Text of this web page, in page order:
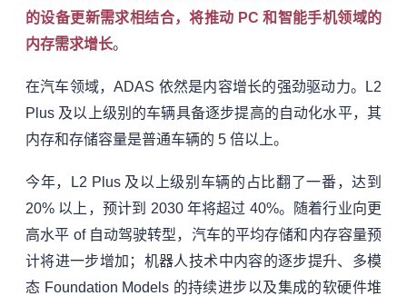
的设备更新需求相结合，将推动 PC 和智能手机领域的
内存需求增长。
在汽车领域，ADAS 依然是内容增长的强劲驱动力。L2
Plus 及以上级别的车辆具备逐步提高的自动化水平，其
内存和存储容量是普通车辆的 5 倍以上。
今年，L2 Plus 及以上级别车辆的占比翻了一番，达到
20% 以上，预计到 2030 年将超过 40%。随着行业向更
高水平 of 自动驾驶转型，汽车的平均存储和内存容量预
计将进一步增加；机器人技术中内容的逐步提升、多模
态 Foundation Models 的持续进步以及集成的软硬件堆